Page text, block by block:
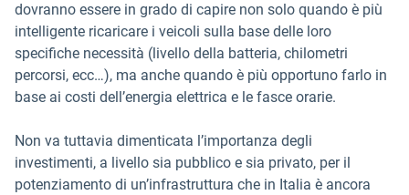
dovranno essere in grado di capire non solo quando è più
intelligente ricaricare i veicoli sulla base delle loro
specifiche necessità (livello della batteria, chilometri
percorsi, ecc…), ma anche quando è più opportuno farlo in
base ai costi dell’energia elettrica e le fasce orarie.
Non va tuttavia dimenticata l’importanza degli
investimenti, a livello sia pubblico e sia privato, per il
potenziamento di un’infrastruttura che in Italia è ancora